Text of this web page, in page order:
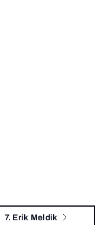
7. Erik Meldik